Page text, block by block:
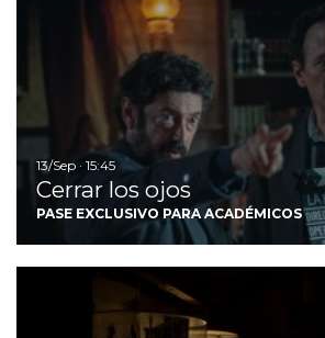
13/Sep · 15:45
Cerrar los ojos
PASE EXCLUSIVO PARA ACADÉMICOS